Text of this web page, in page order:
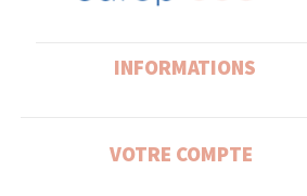
INFORMATIONS
VOTRE COMPTE